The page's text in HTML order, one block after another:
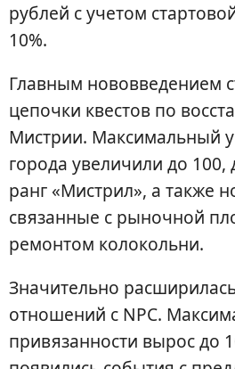
рублей с учетом
10%.
Главным нововведением
цепочки квестов по
Мистрии. Максимальный
города увеличили до
ранг «Мистрил», а также
связанные с рыночной
ремонтом колокольни.
Значительно
отношений с NPC.
привязанности вырос до